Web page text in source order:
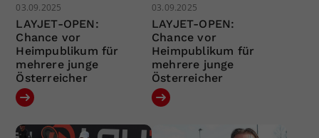
03.09.2025
LAYJET-OPEN:
Chance vor
Heimpublikum für
mehrere junge
Österreicher
03.09.2025
LAYJET-OPEN:
Chance vor
Heimpublikum für
mehrere junge
Österreicher